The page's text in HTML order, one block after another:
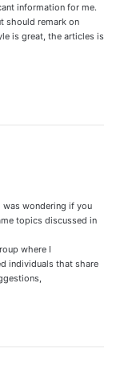
information for me.
should remark on
is great, the articles is
was wondering if you
topics discussed in
where I
individuals that share